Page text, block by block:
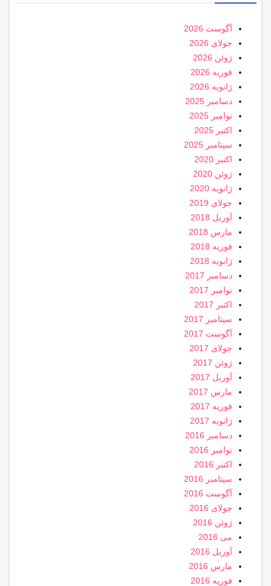
آگوست 2026
جولای 2026
ژوئن 2026
فوریه 2026
ژانویه 2026
دسامبر 2025
نوامبر 2025
اکتبر 2025
سپتامبر 2025
اکتبر 2020
ژوئن 2020
ژانویه 2020
جولای 2019
آوریل 2018
مارس 2018
فوریه 2018
ژانویه 2018
دسامبر 2017
نوامبر 2017
اکتبر 2017
سپتامبر 2017
آگوست 2017
جولای 2017
ژوئن 2017
آوریل 2017
مارس 2017
فوریه 2017
ژانویه 2017
دسامبر 2016
نوامبر 2016
اکتبر 2016
سپتامبر 2016
آگوست 2016
جولای 2016
ژوئن 2016
می 2016
آوریل 2016
مارس 2016
فوریه 2016